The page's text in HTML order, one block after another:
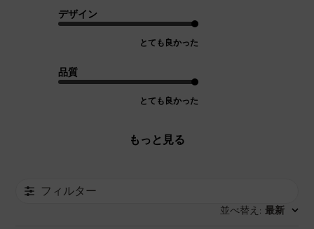
デザイン
とても良かった
品質
とても良かった
もっと見る
フィルター
並べ替え : 最新